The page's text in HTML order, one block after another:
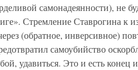
самонадеянности), не
Стремление Ставрогина к
(обратное, инверсивное)
самоубийство
удавиться. Это и есть конец